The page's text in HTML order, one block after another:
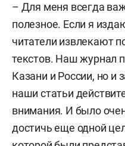
– Для меня всегда
полезное. Если я
читатели извлекают
текстов. Наш журнал
Казани и России, но и
наши статьи
внимания. И было
достичь еще одной